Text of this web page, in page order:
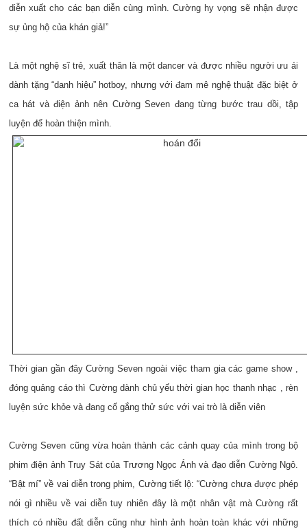
diễn xuất cho các bạn diễn cùng mình. Cường hy vọng sẽ nhận được
sự ủng hộ của khán giả!”
Là một nghệ sĩ trẻ, xuất thân là một dancer và được nhiều người ưu ái
dành tặng “danh hiệu” hotboy, nhưng với đam mê nghệ thuật đặc biệt ở
ca hát và điện ảnh nên Cường Seven đang từng bước trau dồi, tập
luyện để hoàn thiện mình.
Thời gian gần đây Cường Seven ngoài việc tham gia các game show ,
đóng quảng cáo thì Cường dành chủ yếu thời gian học thanh nhạc , rèn
luyện sức khỏe và đang cố gắng thử sức với vai trò là diễn viên
Cường Seven cũng vừa hoàn thành các cảnh quay của mình trong bộ
phim điện ảnh Truy Sát của Trương Ngọc Ánh và đạo diễn Cường Ngô.
“Bật mí” về vai diễn trong phim, Cường tiết lộ: “Cường chưa được phép
nói gì nhiều về vai diễn tuy nhiên đây là một nhân vật mà Cường rất
thích có nhiều đất diễn cũng như hình ảnh hoàn toàn khác với những